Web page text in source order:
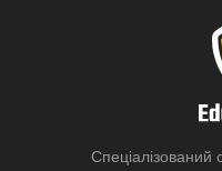
Спеціалізований